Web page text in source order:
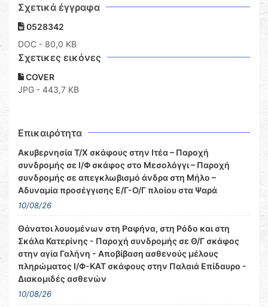
Σχετικά έγγραφα
0528342
DOC - 80,0 KB
Σχετικες εικόνες
COVER
JPG - 443,7 KB
Επικαιρότητα
Ακυβερνησία Τ/Χ σκάφους στην Ιτέα – Παροχή
συνδρομής σε Ι/Φ σκάφος στο Μεσολόγγι – Παροχή
συνδρομής σε απεγκλωβισμό άνδρα στη Μήλο –
Αδυναμία προσέγγισης Ε/Γ-Ο/Γ πλοίου στα Ψαρά
10/08/26
Θάνατοι λουομένων στη Ραφήνα, στη Ρόδο και στη
Σκάλα Κατερίνης - Παροχή συνδρομής σε Θ/Γ σκάφος
στην αγία Γαλήνη - Αποβίβαση ασθενούς μέλους
πληρώματος Ι/Φ-ΚΑΤ σκάφους στην Παλαιά Επίδαυρο -
Διακομιδές ασθενών
10/08/26